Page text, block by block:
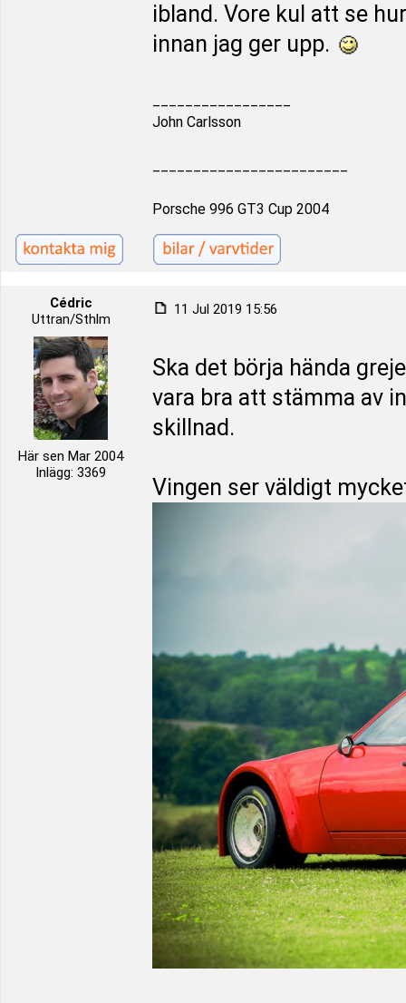
ibland. Vore kul att se
innan jag ger upp.
John Carlsson
Porsche 996 GT3 Cup 2004
Cédric
Uttran/Sthlm
Här sen Mar 2004
Inlägg: 3369
11 Jul 2019 15:56
Ska det börja hända
vara bra att stämma av
skillnad.
Vingen ser väldigt